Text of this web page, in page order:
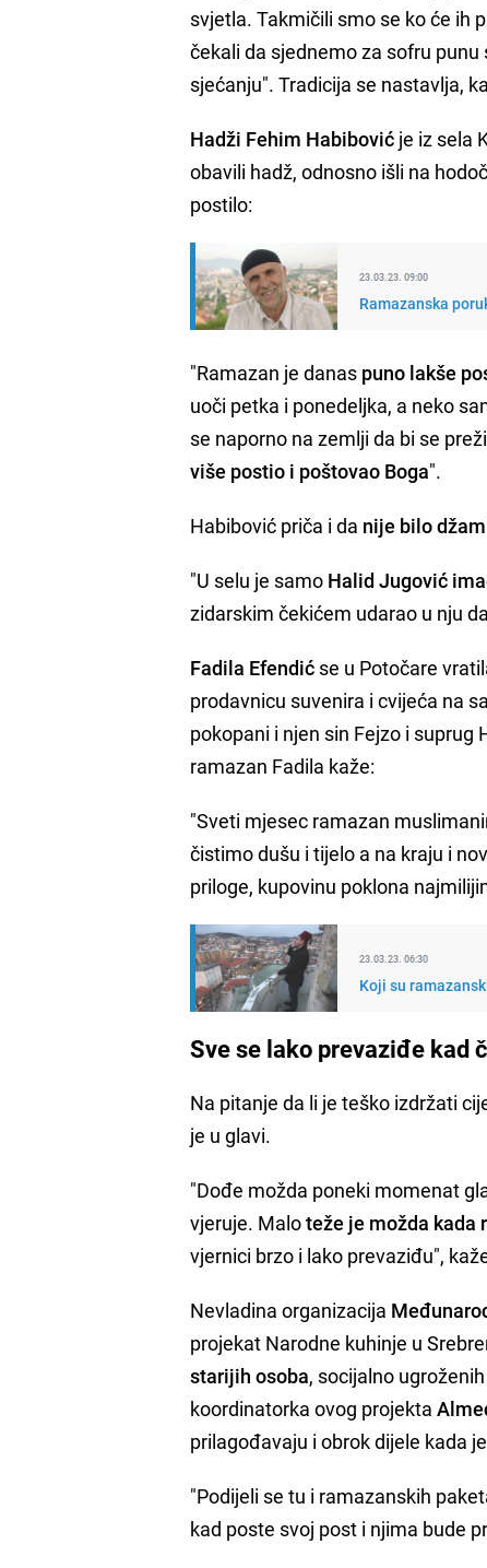
svjetla. Takmičili smo se ko će ih
čekali da sjednemo za sofru
sjećanju". Tradicija se nastavlja,
Hadži Fehim Habibović je iz sela
obavili hadž, odnosno išli na
postilo:
23.03.23. 09:00
Ramazanska
"Ramazan je danas puno lakše
uoči petka i ponedeljka, a neko
se naporno na zemlji da bi se
više postio i poštovao Boga".
Habibović priča i da nije bilo
"U selu je samo Halid Jugović
zidarskim čekićem udarao u nju
Fadila Efendić se u Potočare
prodavnicu suvenira i cvijeća na
pokopani i njen sin Fejzo i
ramazan Fadila kaže:
"Sveti mjesec ramazan
čistimo dušu i tijelo a na kraju i
priloge, kupovinu poklona
23.03.23. 06:30
Koji su
Sve se lako prevaziđe kad
Na pitanje da li je teško izdržati
je u glavi.
"Dođe možda poneki momenat
vjeruje. Maloteže je možda kada
vjernici brzo i lako prevaziđu",
Nevladina organizacija
projekat Narodne kuhinje u
starijih osoba, socijalno
koordinatorka ovog projekta
prilagođavaju i obrok dijele kada
"Podijeli se tu i ramazanskih
kad poste svoj post i njima bude